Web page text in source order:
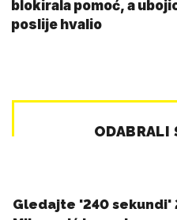
blokirala pomoć, a
poslije hvalio